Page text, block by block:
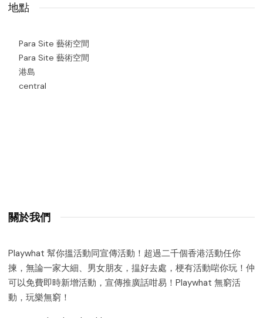
地點
Para Site 藝術空間
Para Site 藝術空間
港島
central
關於我們
Playwhat 幫你搵活動同宣傳活動！超過二千個香港活動任你
揀，無論一家大細、男女朋友，揾好去處，梗有活動啱你玩！仲
可以免費即時新增活動，宣傳推廣話咁易！Playwhat 無窮活
動，玩樂無窮！